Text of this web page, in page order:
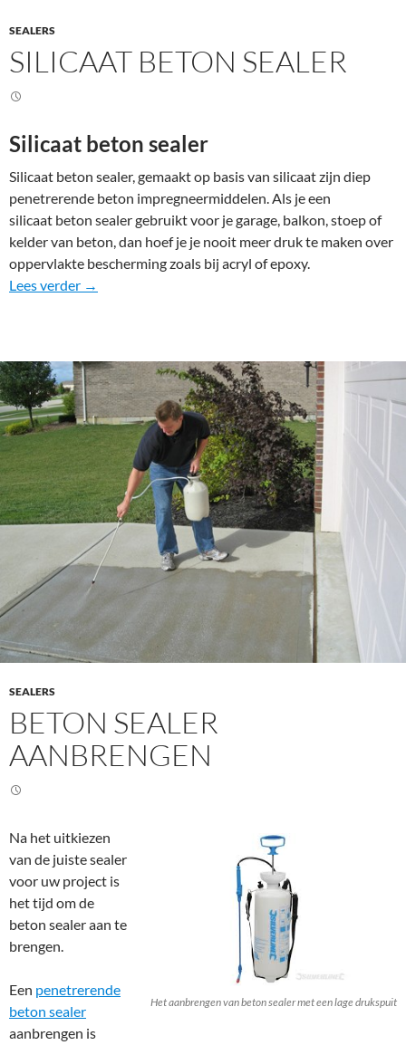
SEALERS
SILICAAT BETON SEALER
Silicaat beton sealer
Silicaat beton sealer, gemaakt op basis van silicaat zijn diep
penetrerende beton impregneermiddelen. Als je een
silicaat beton sealer gebruikt voor je garage, balkon, stoep of
kelder van beton, dan hoef je je nooit meer druk te maken over
oppervlakte bescherming zoals bij acryl of epoxy.
Lees verder Silicaat beton sealer
→
SEALERS
BETON SEALER
AANBRENGEN
Het aanbrengen van beton sealer met een lage drukspuit
Na het uitkiezen
van de juiste sealer
voor uw project is
het tijd om de
beton sealer aan te
brengen.
Een penetrerende
beton sealer
aanbrengen is